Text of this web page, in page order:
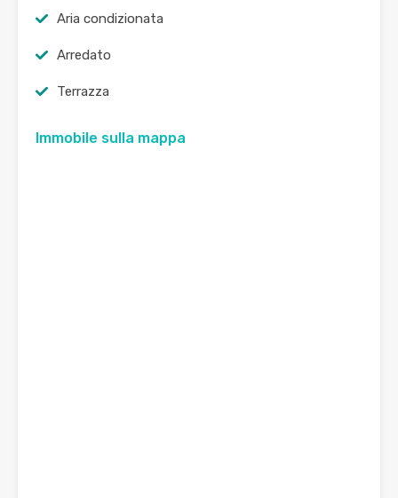
Aria condizionata
Arredato
Terrazza
Immobile sulla mappa